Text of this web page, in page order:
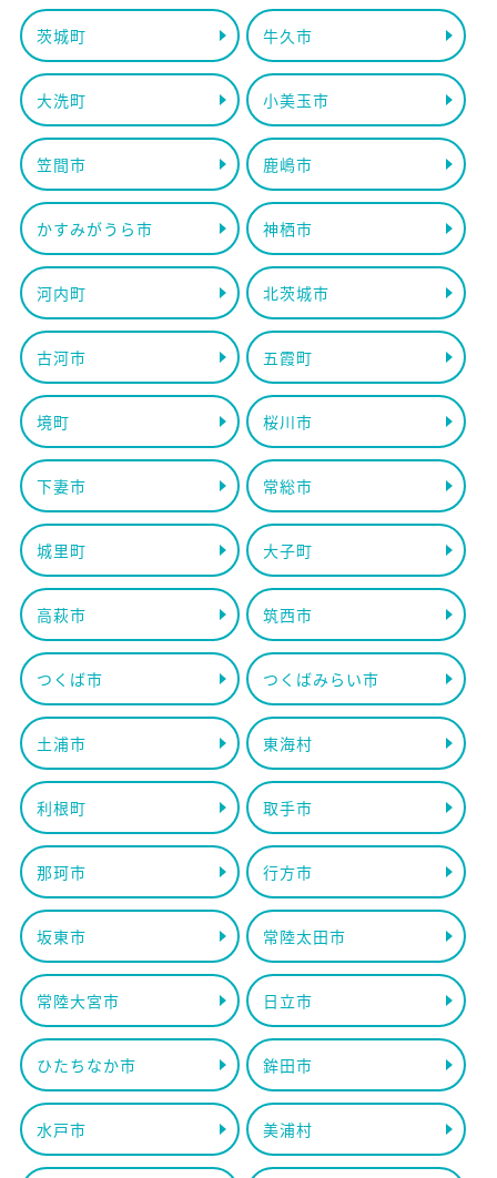
茨城町 牛久市
大洗町 小美玉市
笠間市 鹿嶋市
かすみがうら市 神栖市
河内町 北茨城市
古河市 五霞町
境町 桜川市
下妻市 常総市
城里町 大子町
高萩市 筑西市
つくば市 つくばみらい市
土浦市 東海村
利根町 取手市
那珂市 行方市
坂東市 常陸太田市
常陸大宮市 日立市
ひたちなか市 鉾田市
水戸市 美浦村